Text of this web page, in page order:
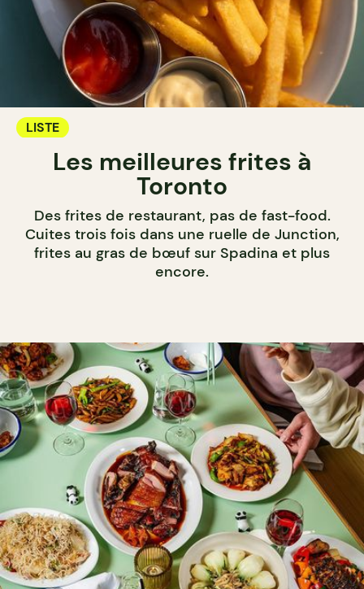
LISTE
Les meilleures frites à
Toronto
Des frites de restaurant, pas de fast-food.
Cuites trois fois dans une ruelle de Junction,
frites au gras de bœuf sur Spadina et plus
encore.